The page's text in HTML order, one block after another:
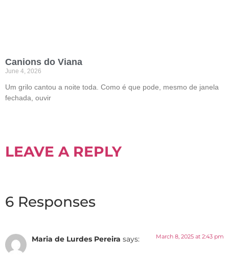
Canions do Viana
June 4, 2026
Um grilo cantou a noite toda. Como é que pode, mesmo de janela
fechada, ouvir
LEAVE A REPLY
6 Responses
Maria de Lurdes Pereira says: March 8, 2025 at 2:43 pm